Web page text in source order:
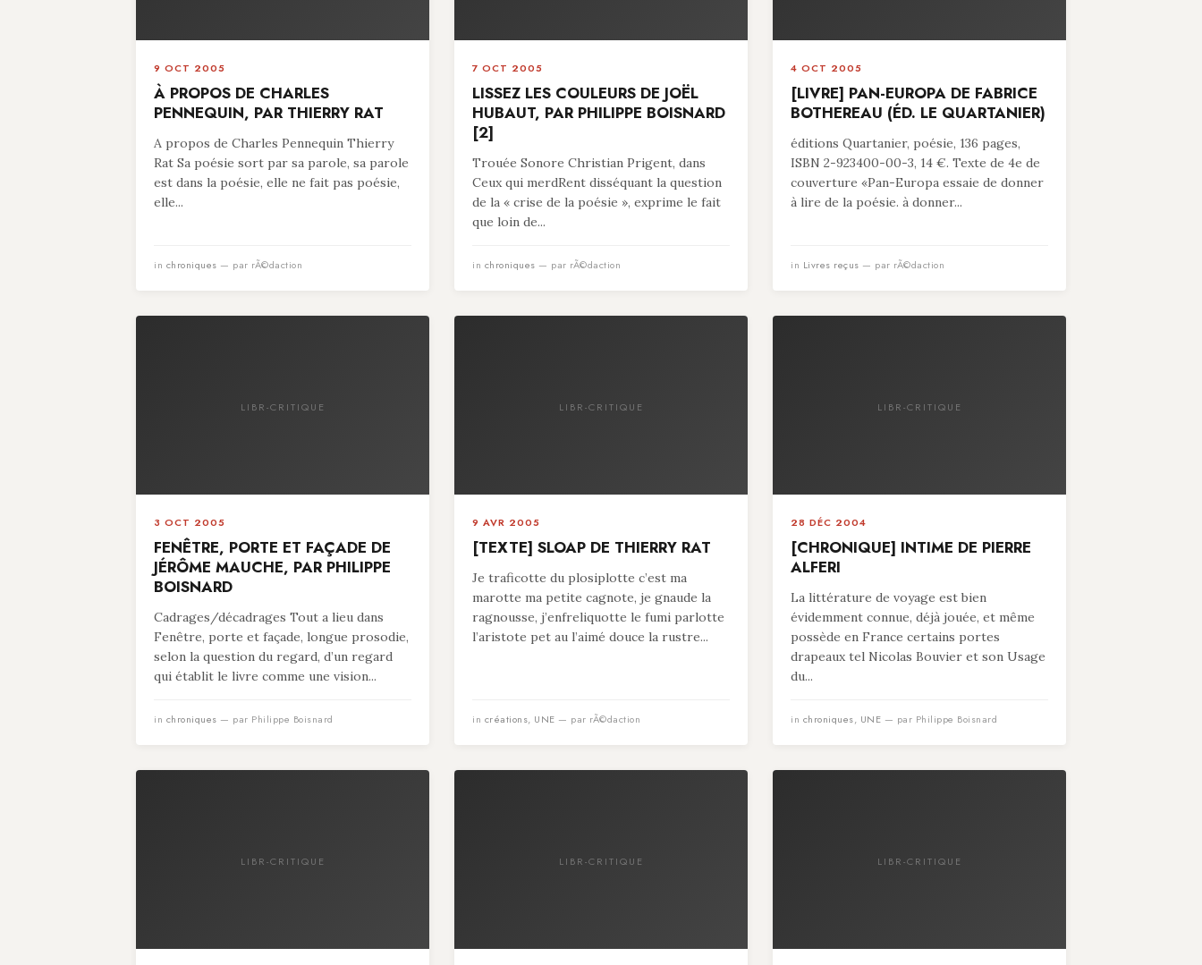
9 OCT 2005
À PROPOS DE CHARLES
PENNEQUIN, PAR THIERRY RAT
A propos de Charles Pennequin Thierry
Rat Sa poésie sort par sa parole, sa parole
est dans la poésie, elle ne fait pas poésie,
elle...
in chroniques — par rÃ©daction
7 OCT 2005
LISSEZ LES COULEURS DE JOËL
HUBAUT, PAR PHILIPPE BOISNARD
[2]
Trouée Sonore Christian Prigent, dans
Ceux qui merdRent disséquant la question
de la « crise de la poésie », exprime le fait
que loin de...
in chroniques — par rÃ©daction
4 OCT 2005
[LIVRE] PAN-EUROPA DE FABRICE
BOTHEREAU (ÉD. LE QUARTANIER)
éditions Quartanier, poésie, 136 pages,
ISBN 2-923400-00-3, 14 €. Texte de 4e de
couverture «Pan-Europa essaie de donner
à lire de la poésie. à donner...
in Livres reçus — par rÃ©daction
LIBR-CRITIQUE
3 OCT 2005
FENÊTRE, PORTE ET FAÇADE DE
JÉRÔME MAUCHE, PAR PHILIPPE
BOISNARD
Cadrages/décadrages Tout a lieu dans
Fenêtre, porte et façade, longue prosodie,
selon la question du regard, d’un regard
qui établit le livre comme une vision...
in chroniques — par Philippe Boisnard
LIBR-CRITIQUE
9 AVR 2005
[TEXTE] SLOAP DE THIERRY RAT
Je traficotte du plosiplotte c’est ma
marotte ma petite cagnote, je gnaude la
ragnousse, j’enfreliquotte le fumi parlotte
l’aristote pet au l’aimé douce la rustre...
in créations, UNE — par rÃ©daction
LIBR-CRITIQUE
28 DÉC 2004
[CHRONIQUE] INTIME DE PIERRE
ALFERI
La littérature de voyage est bien
évidemment connue, déjà jouée, et même
possède en France certains portes
drapeaux tel Nicolas Bouvier et son Usage
du...
in chroniques, UNE — par Philippe Boisnard
LIBR-CRITIQUE LIBR-CRITIQUE LIBR-CRITIQUE